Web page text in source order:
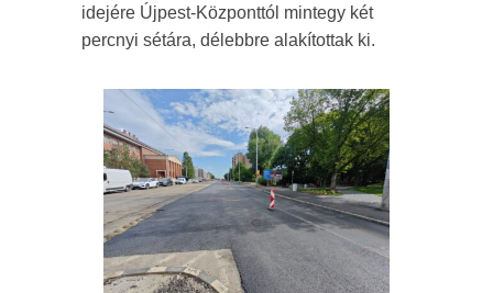
idejére Újpest-Központtól mintegy két
percnyi sétára, délebbre alakítottak ki.